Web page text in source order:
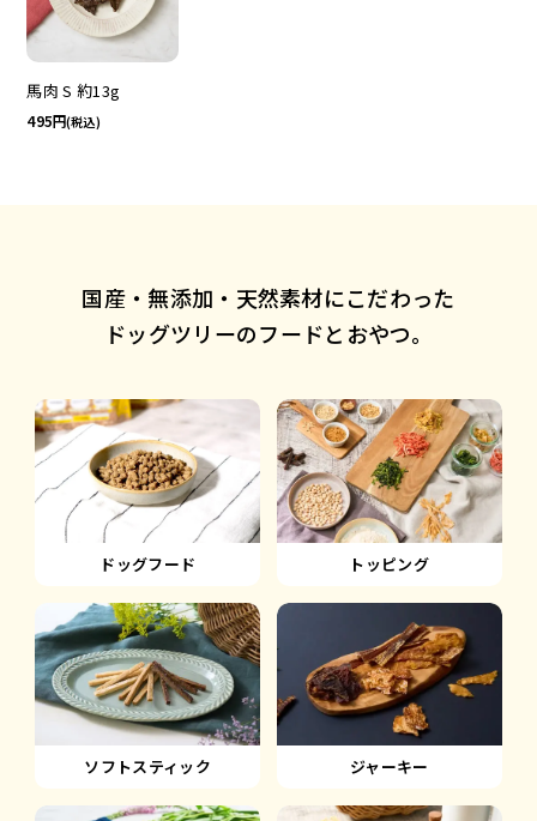
馬肉 S 約13g
495 (税込)
国産・無添加・天然素材にこだわった
ドッグツリーのフードとおやつ。
ドッグフード トッピング
ソフトスティック ジャーキー